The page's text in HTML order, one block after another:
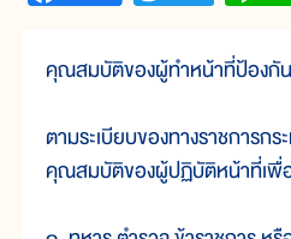
คุณสมบัติของผู้ทำหน้าที่ป้องกัน
ตามระเบียบของทางราชการก
คุณสมบัติของผู้ปฏิบัติหน้าที่เพื่